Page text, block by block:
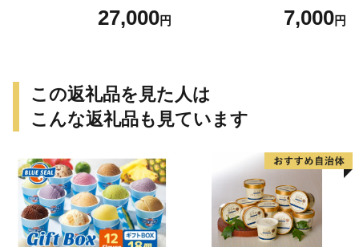
27,000円 7,000円
この返礼品を見た人は
こんな返礼品も見ています